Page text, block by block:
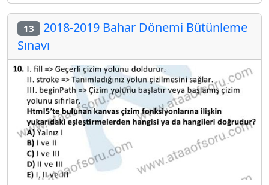
13 2018-2019 Bahar Dönemi Bütünleme
Sınavı